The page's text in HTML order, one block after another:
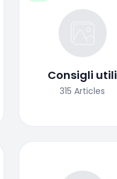
Consigli utili
315 Articles